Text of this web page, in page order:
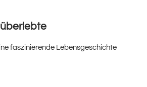
überlebte
faszinierende Lebensgeschichte